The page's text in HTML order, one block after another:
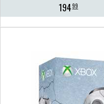
19499